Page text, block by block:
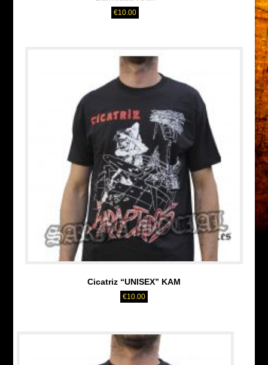
€10.00
Cicatriz “UNISEX” KAM
€10.00